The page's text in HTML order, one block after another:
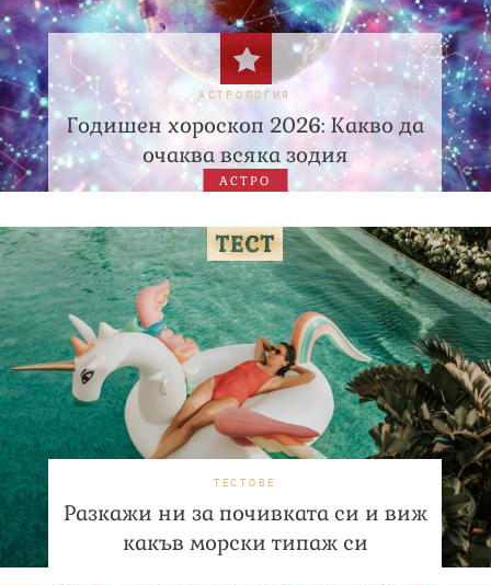
АСТРОЛОГИЯ
Годишен хороскоп 2026: Какво да
очаква всяка зодия
АСТРО
ТЕСТОВЕ
Разкажи ни за почивката си и виж
какъв морски типаж си